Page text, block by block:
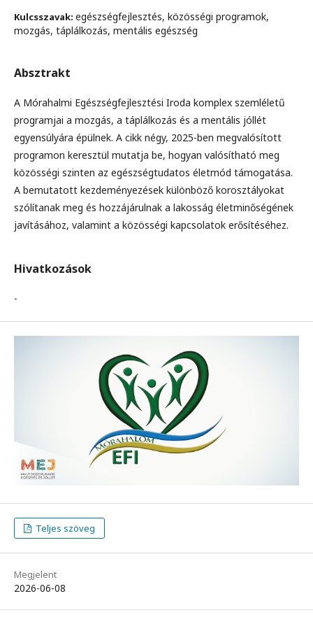
Kulcsszavak: egészségfejlesztés, közösségi programok,
mozgás, táplálkozás, mentális egészség
Absztrakt
A Mórahalmi Egészségfejlesztési Iroda komplex szemléletű
programjai a mozgás, a táplálkozás és a mentális jóllét
egyensúlyára épülnek. A cikk négy, 2025-ben megvalósított
programon keresztül mutatja be, hogyan valósítható meg
közösségi szinten az egészségtudatos életmód támogatása.
A bemutatott kezdeményezések különböző korosztályokat
szólítanak meg és hozzájárulnak a lakosság életminőségének
javításához, valamint a közösségi kapcsolatok erősítéséhez.
Hivatkozások
-
Teljes szöveg
Megjelent
2026-06-08